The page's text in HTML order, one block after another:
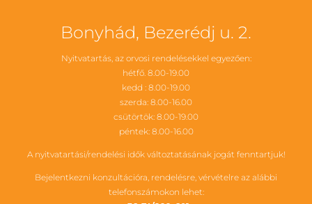
Bonyhád, Bezerédj u. 2.
Nyitvatartás, az orvosi rendelésekkel egyezően:
hétfő. 8.00-19.00
kedd : 8.00-19.00
szerda: 8.00-16.00
csütörtök: 8.00-19.00
péntek: 8.00-16.00
A nyitvatartási/rendelési idők változtatásának jogát fenntartjuk!
Bejelentkezni konzultációra, rendelésre, vérvételre az alábbi
telefonszámokon lehet: